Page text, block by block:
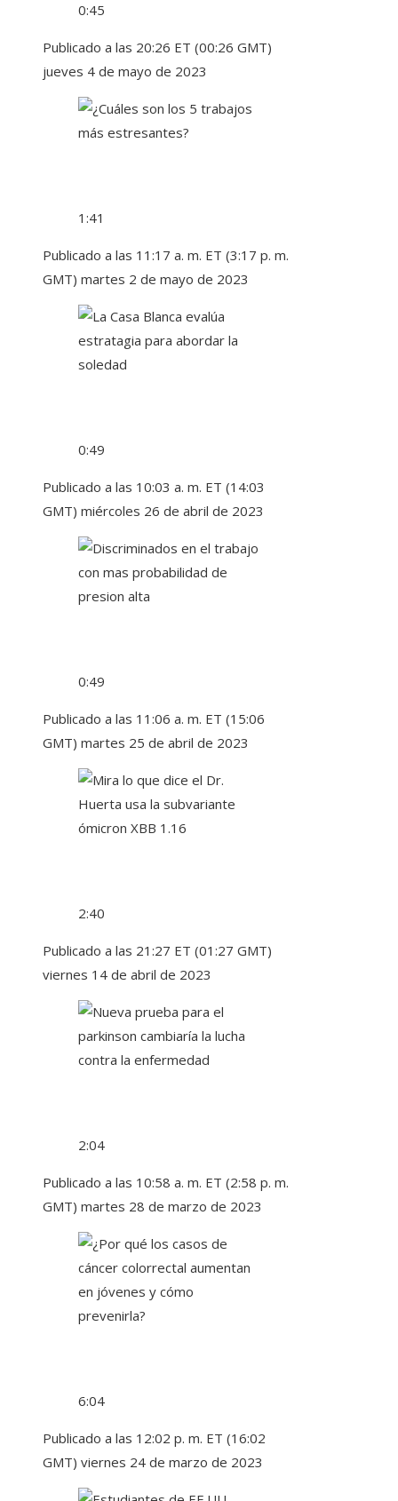
0:45
Publicado a las 20:26 ET (00:26 GMT)
jueves 4 de mayo de 2023
1:41
Publicado a las 11:17 a. m. ET (3:17 p. m.
GMT) martes 2 de mayo de 2023
0:49
Publicado a las 10:03 a. m. ET (14:03
GMT) miércoles 26 de abril de 2023
0:49
Publicado a las 11:06 a. m. ET (15:06
GMT) martes 25 de abril de 2023
2:40
Publicado a las 21:27 ET (01:27 GMT)
viernes 14 de abril de 2023
2:04
Publicado a las 10:58 a. m. ET (2:58 p. m.
GMT) martes 28 de marzo de 2023
6:04
Publicado a las 12:02 p. m. ET (16:02
GMT) viernes 24 de marzo de 2023